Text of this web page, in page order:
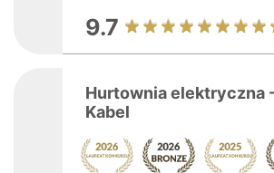
9.7
Hurtownia elektryczna
Kabel